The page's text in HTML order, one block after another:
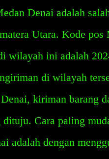
Denai adalah
Utara. Kode
wilayah ini adalah
di wilayah
kiriman barang
dituju. Cara paling
adalah dengan